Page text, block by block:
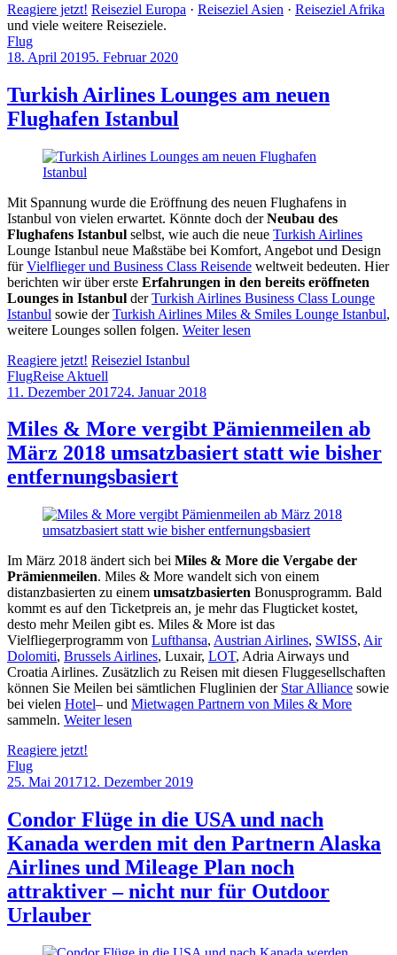
Reagiere jetzt! Reiseziel Europa · Reiseziel Asien · Reiseziel Afrika
und viele weitere Reiseziele.
Flug
18. April 20195. Februar 2020
Allan
Turkish Airlines Lounges am neuen
Flughafen Istanbul
Mit Spannung wurde die Eröffnung des neuen Flughafens in
Istanbul von vielen erwartet. Könnte doch derNeubau des
Flughafens Istanbul selbst, wie auch die neue Turkish Airlines
Lounge Istanbul neue Maßstäbe bei Komfort, Angebot und Design
fürVielflieger und Business Class Reisende weltweit bedeuten. Hier
berichten wir über erste Erfahrungen in den bereits eröffneten
Lounges in Istanbul derTurkish Airlines Business Class Lounge
Istanbul sowie derTurkish Airlines Miles & Smiles Lounge Istanbul,
weitere Lounges sollen folgen. Weiter lesen
Reagiere jetzt! Reiseziel Istanbul
FlugReise Aktuell
11. Dezember 201724. Januar 2018
Allan
Miles & More vergibt Pämienmeilen ab
März 2018 umsatzbasiert statt wie bisher
entfernungsbasiert
Im März 2018 ändert sich bei Miles & More die Vergabe der
Prämienmeilen. Miles & More wandelt sich von einem
distanzbasierten zu einem umsatzbasierten Bonusprogramm. Bald
kommt es auf den Ticketpreis an, je mehr das Flugticket kostet,
desto mehr Meilen gibt es. Miles & More ist das
Vielfliegerprogramm von Lufthansa, Austrian Airlines, SWISS, Air
Dolomiti, Brussels Airlines, Luxair, LOT, Adria Airways und
Croatia Airlines. Zusätzlich zu Reisen mit diesen Fluggesellschaften
können Sie Meilen bei sämtlichen Fluglinien der Star Alliance sowie
bei vielen Hotel– und Mietwagen Partnern von Miles & More
sammeln. Weiter lesen
Reagiere jetzt!
Flug
25. Mai 201712. Dezember 2019
Allan
Condor Flüge in die USA und nach
Kanada werden mit den Partnern Alaska
Airlines und Mileage Plan noch
attraktiver – nicht nur für Outdoor
Urlauber